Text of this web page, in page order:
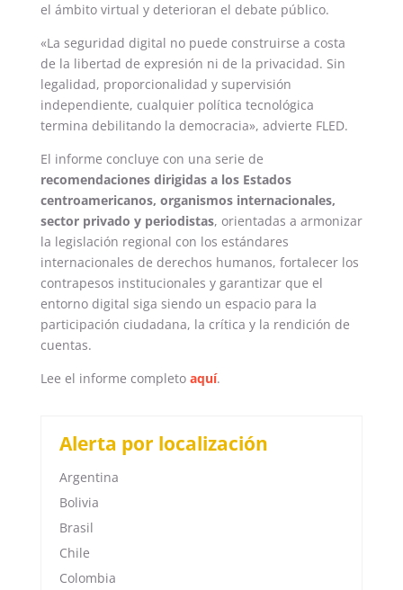
el ámbito virtual y deterioran el debate público.
«La seguridad digital no puede construirse a costa
de la libertad de expresión ni de la privacidad. Sin
legalidad, proporcionalidad y supervisión
independiente, cualquier política tecnológica
termina debilitando la democracia», advierte FLED.
El informe concluye con una serie de
recomendaciones dirigidas a los Estados
centroamericanos, organismos internacionales,
sector privado y periodistas, orientadas a armonizar
la legislación regional con los estándares
internacionales de derechos humanos, fortalecer los
contrapesos institucionales y garantizar que el
entorno digital siga siendo un espacio para la
participación ciudadana, la crítica y la rendición de
cuentas.
Lee el informe completo aquí.
Alerta por localización
Argentina
Bolivia
Brasil
Chile
Colombia